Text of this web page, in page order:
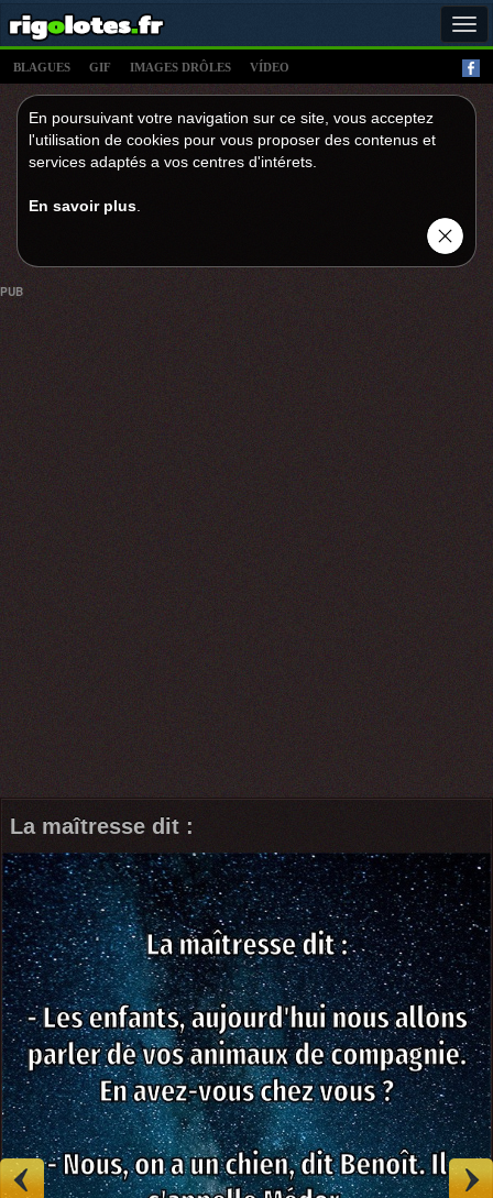
BLAGUES GIF IMAGES DRÔLES VÍDEO
En poursuivant votre navigation sur ce site, vous acceptez
l'utilisation de cookies pour vous proposer des contenus et
services adaptés a vos centres d'intérets.
En savoir plus
PUB
La maîtresse dit :